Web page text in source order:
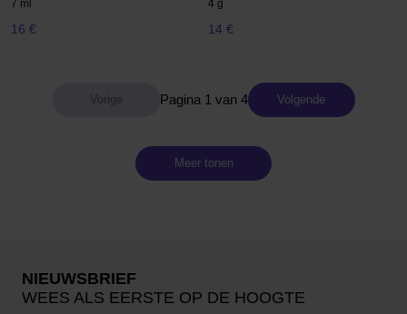
7 ml
16 €
4 g
14 €
Pagina 1 van 4 Volgende
Meer tonen
NIEUWSBRIEF
WEES ALS EERSTE OP DE HOOGTE